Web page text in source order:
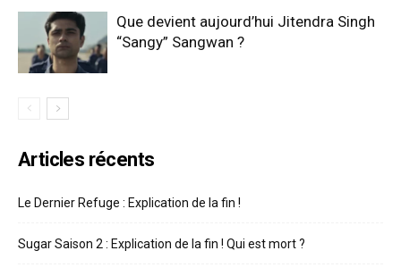
Que devient aujourd’hui Jitendra Singh
“Sangy” Sangwan ?
Articles récents
Le Dernier Refuge : Explication de la fin !
Sugar Saison 2 : Explication de la fin ! Qui est mort ?